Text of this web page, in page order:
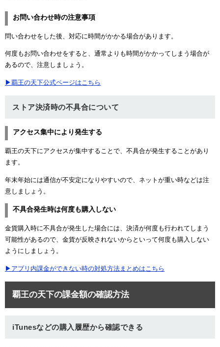
お問い合わせ時の注意事項
問い合わせをした後、対応に時間がかかる場合があります。
何度もお問い合わせをすると、通常よりも時間がかかってしまう場合が
あるので、注意しましょう。
▶覇王の天下公式ページはこちら
ストア決済時の不具合について
アクセス集中により発生する
覇王の天下にアクセスが集中することで、不具合が発生することがあり
ます。
年末年始には通信が不安定になりやすいので、ネットが重い時などは注
意しましょう。
不具合発生時は何度も購入しない
金貨購入時に不具合が発生した場合には、決済が何度も行われてしまう
可能性があるので、金貨が反映されないからといって何度も購入しない
ようにしましょう。
▶アプリ内課金ができない時の対処方法まとめはこちら
覇王の天下の課金額の確認方法
iTunesなどの購入履歴から確認できる